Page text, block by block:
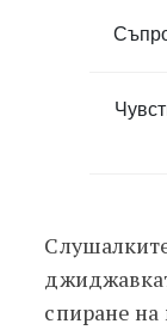
спиране на